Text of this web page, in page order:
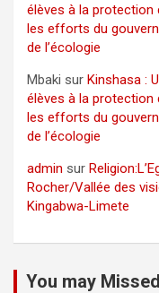
élèves à la protection
les efforts du
de l’écologie
Mbaki sur Kinshasa :
élèves à la protection
les efforts du
de l’écologie
admin sur
Rocher/Vallée des
Kingabwa-Limete
You may Missed